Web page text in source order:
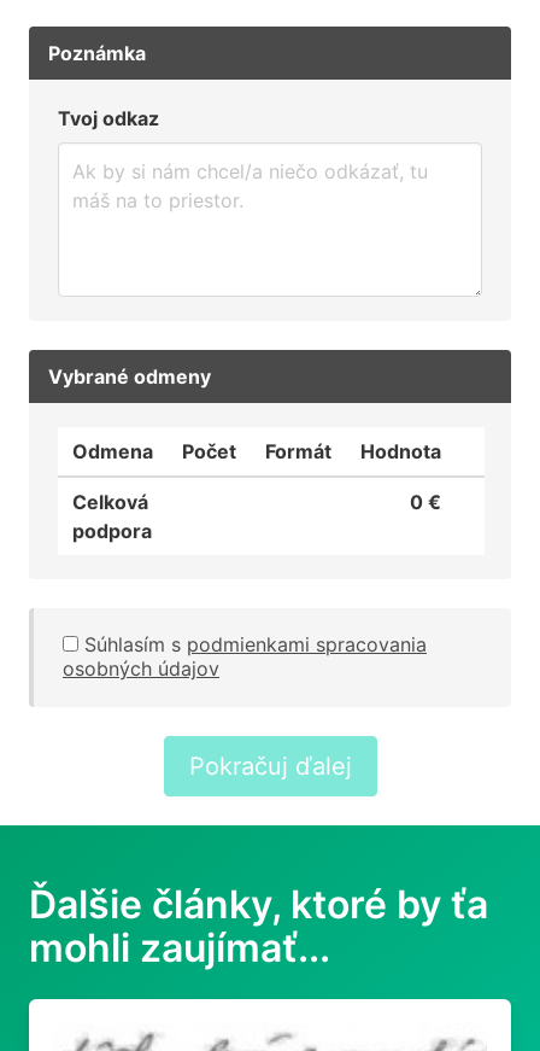
Poznámka
Tvoj odkaz
Vybrané odmeny
Odmena Počet Formát Hodnota
Celková
podpora
0 €
Súhlasím s podmienkami spracovania
osobných údajov
Pokračuj ďalej
Ďalšie články, ktoré by ťa
mohli zaujímať...